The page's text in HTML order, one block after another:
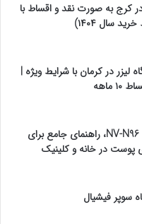
کرج به صورت نقد و اقساط با
سال ۱۴۰۴)
در کرمان با شرایط ویژه |
دستگاه میکروکارنت NV-N96، راهنمای جامع برای
پوست در خانه و کلینیک
سوپر فیشیال